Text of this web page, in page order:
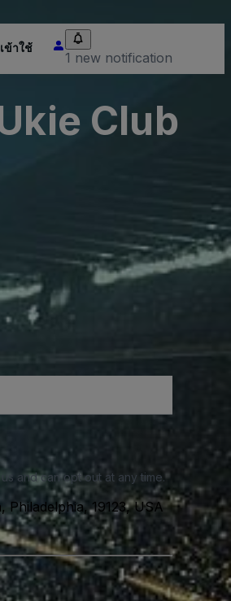
ข้าใช้
1 new notification
Club
and can opt out at any time.
19123, USA